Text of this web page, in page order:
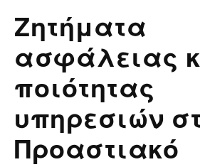
Ζητήματα
ασφάλειας
ποιότητας
υπηρεσιών
Προαστιακό